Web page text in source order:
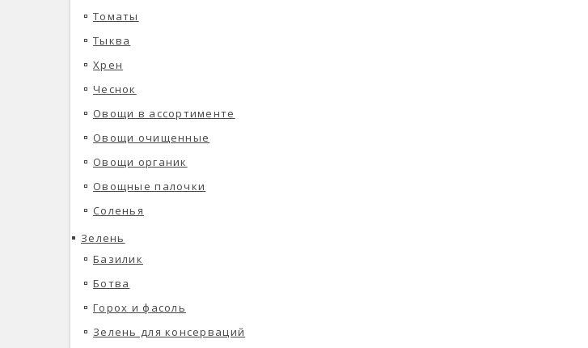
Томаты
Тыква
Хрен
Чеснок
Овощи в ассортименте
Овощи очищенные
Овощи органик
Овощные палочки
Соленья
Зелень
Базилик
Ботва
Горох и фасоль
Зелень для консерваций